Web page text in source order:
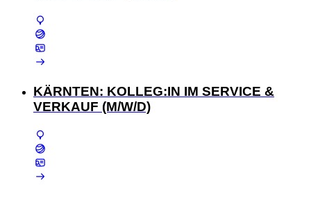
KÄRNTEN: KOLLEG:IN IM SERVICE &
VERKAUF (M/W/D)